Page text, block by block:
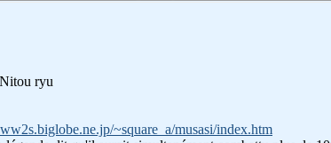
ryu
~square_a/musasi/index.htm